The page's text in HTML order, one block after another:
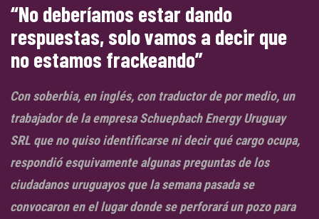
“No deberíamos estar dando
respuestas, solo vamos a decir que
no estamos frackeando”
Con soberbia, en inglés, con traductor de por medio, un
trabajador de la empresa Schuepbach Energy Uruguay
SRL que no quiso identificarse ni decir qué cargo ocupa,
respondió esquivamente algunas preguntas de los
ciudadanos uruguayos que la semana pasada se
convocaron en el lugar donde se perforará un pozo para